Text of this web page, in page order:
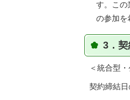
す。この
の参加を
3．契
＜統合型
契約締結